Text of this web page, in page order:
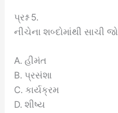
પ્રશ્ન 5.
નીચેના શબ્દોમાંથી સાચી
A. હીમંત
B. પ્રસંશા
C. કાર્યક્રમ
D. શીષ્ય